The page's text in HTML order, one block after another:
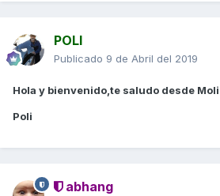
POLI
Publicado 9 de Abril del 2019
Hola y bienvenido,te saludo desde
Poli
abhang